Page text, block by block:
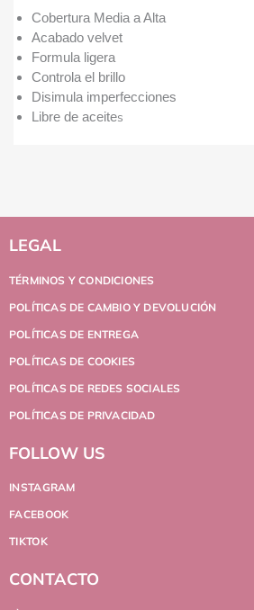
Cobertura Media a Alta
Acabado velvet
Formula ligera
Controla el brillo
Disimula imperfecciones
Libre de aceites
LEGAL
TÉRMINOS Y CONDICIONES
POLÍTICAS DE CAMBIO Y DEVOLUCIÓN
POLÍTICAS DE ENTREGA
POLÍTICAS DE COOKIES
POLÍTICAS DE REDES SOCIALES
POLÍTICAS DE PRIVACIDAD
FOLLOW US
INSTAGRAM
FACEBOOK
TIKTOK
CONTACTO